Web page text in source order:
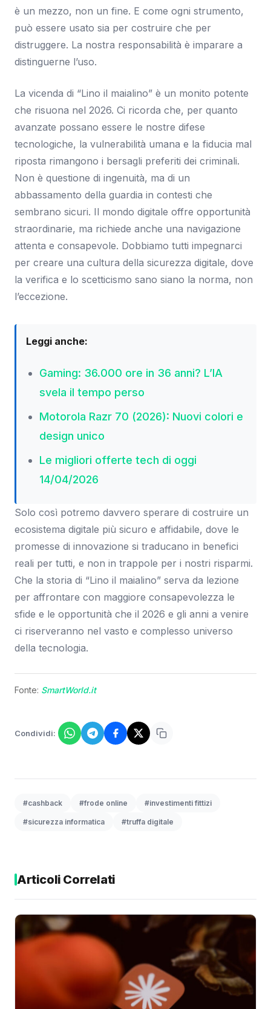
è un mezzo, non un fine. E come ogni strumento,
può essere usato sia per costruire che per
distruggere. La nostra responsabilità è imparare a
distinguerne l’uso.
La vicenda di “Lino il maialino” è un monito potente
che risuona nel 2026. Ci ricorda che, per quanto
avanzate possano essere le nostre difese
tecnologiche, la vulnerabilità umana e la fiducia mal
riposta rimangono i bersagli preferiti dei criminali.
Non è questione di ingenuità, ma di un
abbassamento della guardia in contesti che
sembrano sicuri. Il mondo digitale offre opportunità
straordinarie, ma richiede anche una navigazione
attenta e consapevole. Dobbiamo tutti impegnarci
per creare una cultura della sicurezza digitale, dove
la verifica e lo scetticismo sano siano la norma, non
l’eccezione.
Leggi anche:
Gaming: 36.000 ore in 36 anni? L’IA
svela il tempo perso
Motorola Razr 70 (2026): Nuovi colori e
design unico
Le migliori offerte tech di oggi
14/04/2026
Solo così potremo davvero sperare di costruire un
ecosistema digitale più sicuro e affidabile, dove le
promesse di innovazione si traducano in benefici
reali per tutti, e non in trappole per i nostri risparmi.
Che la storia di “Lino il maialino” serva da lezione
per affrontare con maggiore consapevolezza le
sfide e le opportunità che il 2026 e gli anni a venire
ci riserveranno nel vasto e complesso universo
della tecnologia.
Fonte: SmartWorld.it
Condividi:
#cashback #frode online #investimenti fittizi
#sicurezza informatica #truffa digitale
Articoli Correlati